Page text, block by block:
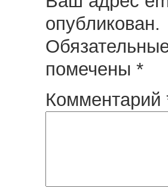
опубликован.
помечены *
Комментарий